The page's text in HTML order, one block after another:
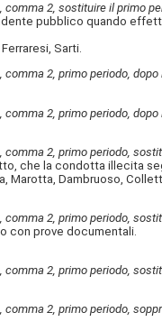
comma 2, sostituire il primo
pubblico quando
Sarti.
comma 2, primo periodo, dopo
comma 2, primo periodo, dopo
comma 2, primo periodo,
che la condotta illecita
Marotta, Dambruoso,
comma 2, primo periodo,
con prove documentali.
comma 2, primo periodo,
comma 2, primo periodo,